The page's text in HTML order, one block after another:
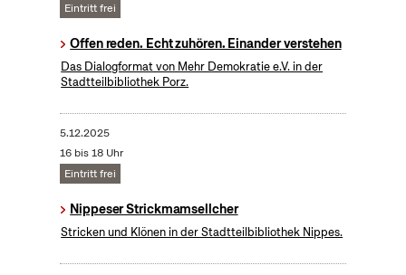
Eintritt frei
Offen reden. Echt zuhören. Einander verstehen
Das Dialogformat von Mehr Demokratie e.V. in der
Stadtteilbibliothek Porz.
5.12.2025
16 bis 18 Uhr
Eintritt frei
Nippeser Strickmamsellcher
Stricken und Klönen in der Stadtteilbibliothek Nippes.